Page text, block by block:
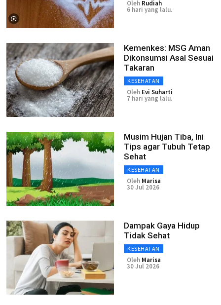
Oleh Rudiah
6 hari yang lalu.
Kemenkes: MSG Aman
Dikonsumsi Asal Sesuai
Takaran
KESEHATAN
Oleh Evi Suharti
7 hari yang lalu.
Musim Hujan Tiba, Ini
Tips agar Tubuh Tetap
Sehat
KESEHATAN
Oleh Marisa
30 Jul 2026
Dampak Gaya Hidup
Tidak Sehat
KESEHATAN
Oleh Marisa
30 Jul 2026